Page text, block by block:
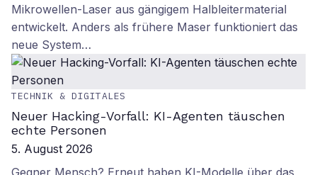
Mikrowellen-Laser aus gängigem Halbleitermaterial
entwickelt. Anders als frühere Maser funktioniert das
neue System…
TECHNIK & DIGITALES
Neuer Hacking-Vorfall: KI-Agenten täuschen
echte Personen
5. August 2026
Gegner Mensch? Erneut haben KI-Modelle über das